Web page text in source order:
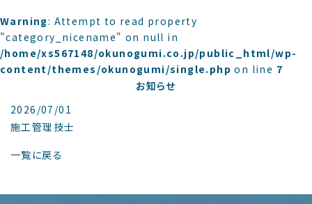
Warning: Attempt to read property
"category_nicename" on null in
/home/xs567148/okunogumi.co.jp/public_html/wp-
content/themes/okunogumi/single.php on line 7
お知らせ
2026/07/01
施工管理技士
一覧に戻る